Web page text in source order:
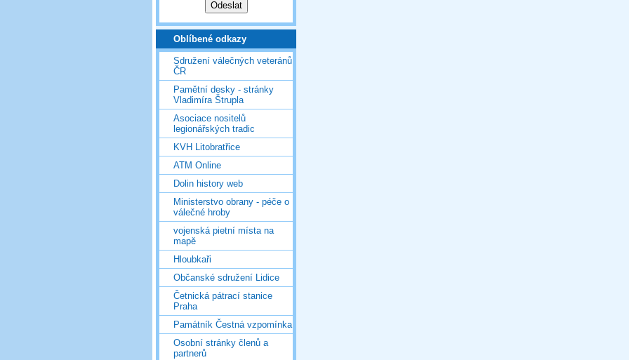
Oblíbené odkazy
Sdružení válečných veteránů
ČR
Pamětní desky - stránky
Vladimíra Štrupla
Asociace nositelů
legionářských tradic
KVH Litobratřice
ATM Online
Dolin history web
Ministerstvo obrany - péče o
válečné hroby
vojenská pietní místa na
mapě
Hloubkaři
Občanské sdružení Lidice
Četnická pátrací stanice
Praha
Památník Čestná vzpomínka
Osobní stránky členů a
partnerů